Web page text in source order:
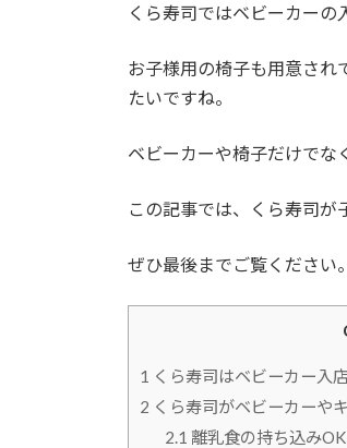
くら寿司ではベビーカーの
お子様用の椅子も用意され
たいですね。
ベビーカーや椅子だけでな
この記事では、くら寿司が
ぜひ最後までご覧ください。
1 くら寿司はベビーカー入
2 くら寿司がベビーカーや
2.1 離乳食の持ち込みOK